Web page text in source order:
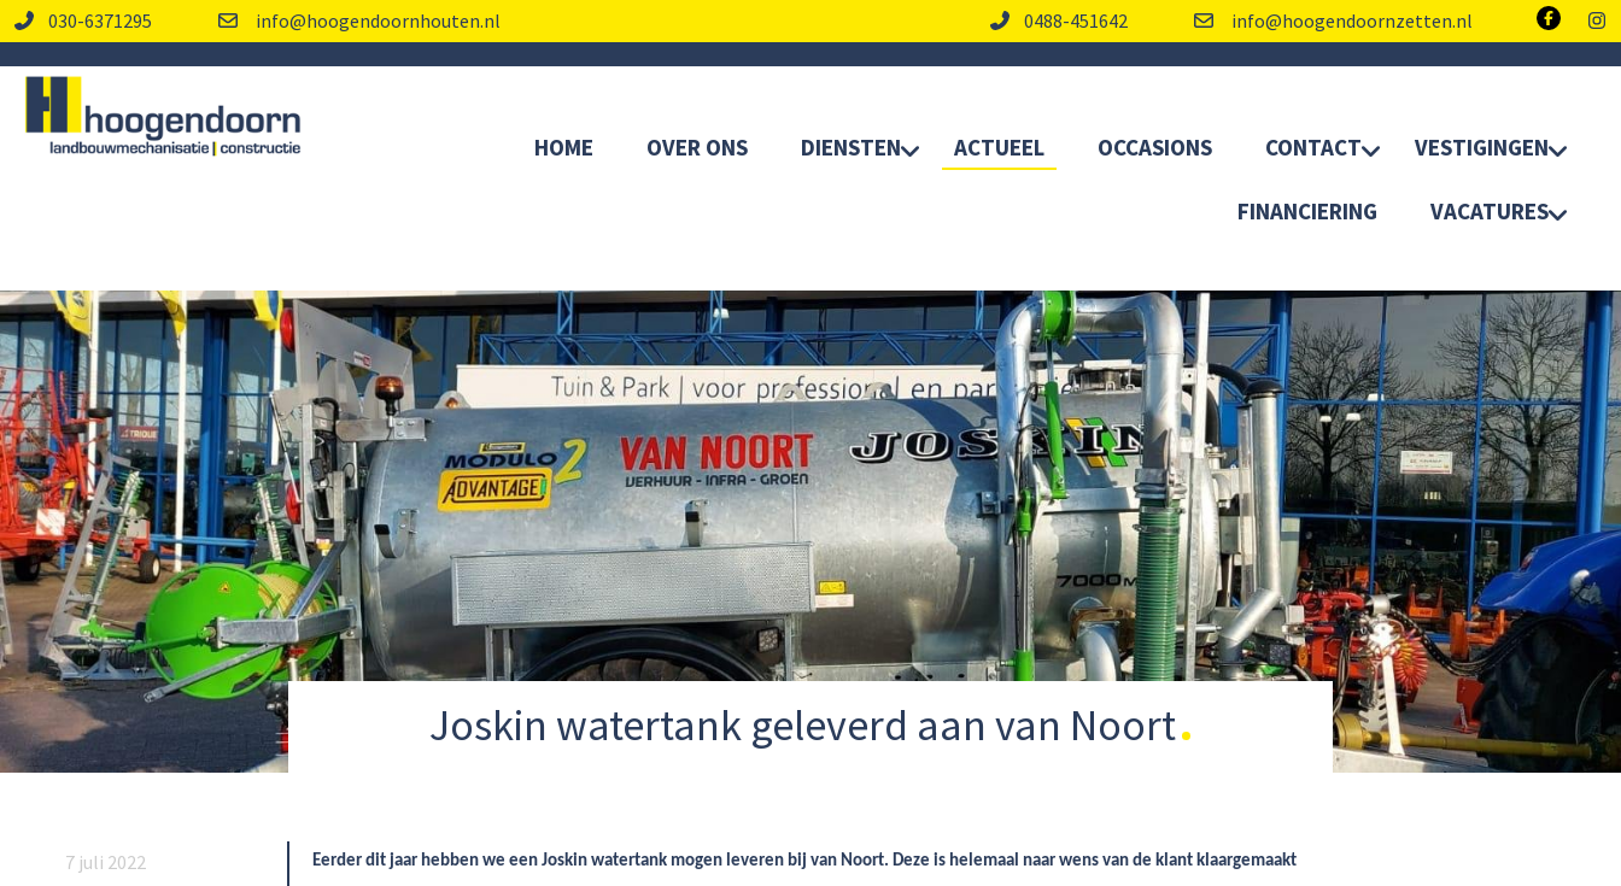
030-6371295 info@hoogendoornhouten.nl 0488-451642 info@hoogendoornzetten.nl
HOME OVER ONS DIENSTEN ACTUEEL OCCASIONS CONTACT VESTIGINGEN
FINANCIERING VACATURES
Joskin watertank geleverd aan van Noort
7 juli 2022
Eerder dit jaar hebben we een Joskin watertank mogen leveren bij van Noort. Deze is helemaal naar wens van de klant klaargemaakt